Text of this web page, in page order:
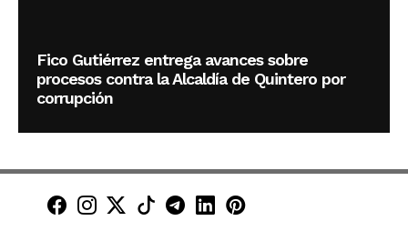
Fico Gutiérrez entrega avances sobre
procesos contra la Alcaldía de Quintero por
corrupción
Minuto30 en Facebook
Minuto30 en Instagram
Minuto30 en X (Twitter)
Minuto30 en TikTok
Canal de Minuto30 en
Minuto30 en LinkedIn
Minuto30 en